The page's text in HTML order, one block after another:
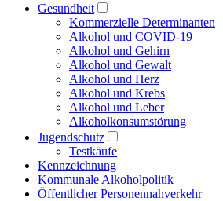
Gesundheit
Kommerzielle Determinanten
Alkohol und COVID-19
Alkohol und Gehirn
Alkohol und Gewalt
Alkohol und Herz
Alkohol und Krebs
Alkohol und Leber
Alkoholkonsumstörung
Jugendschutz
Testkäufe
Kennzeichnung
Kommunale Alkoholpolitik
Öffentlicher Personennahverkehr